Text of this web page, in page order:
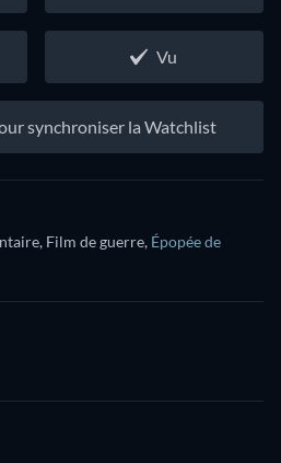
Vu
synchroniser la Watchlist
Film de guerre, Épopée de